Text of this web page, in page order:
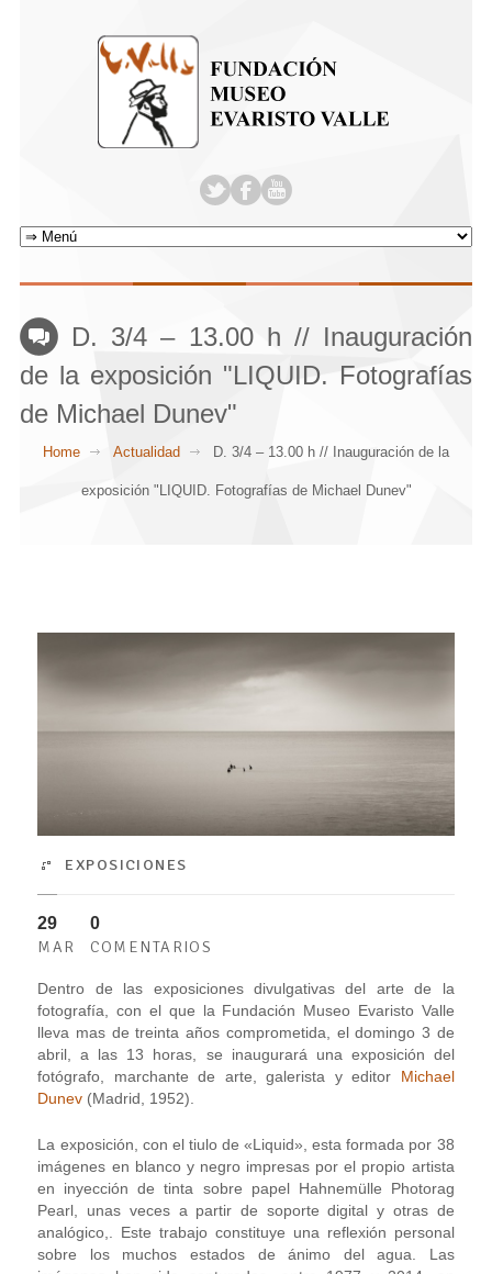
D. 3/4 – 13.00 h // Inauguración
de la exposición "LIQUID. Fotografías
de Michael Dunev"
Home Actualidad D. 3/4 – 13.00 h // Inauguración de la
exposición "LIQUID. Fotografías de Michael Dunev"
EXPOSICIONES
29
MAR
0
COMENTARIOS
Dentro de las exposiciones divulgativas del arte de la
fotografía, con el que la Fundación Museo Evaristo Valle
lleva mas de treinta años comprometida, el domingo 3 de
abril, a las 13 horas, se inaugurará una exposición del
fotógrafo, marchante de arte, galerista y editor Michael
Dunev (Madrid, 1952).
La exposición, con el tiulo de «Liquid», esta formada por 38
imágenes en blanco y negro impresas por el propio artista
en inyección de tinta sobre papel Hahnemülle Photorag
Pearl, unas veces a partir de soporte digital y otras de
analógico,. Este trabajo constituye una reflexión personal
sobre los muchos estados de ánimo del agua. Las